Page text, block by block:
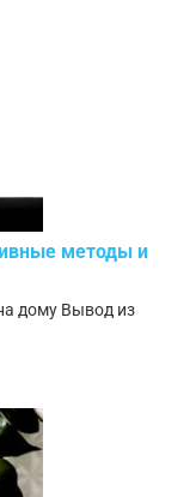
методы и
дому Вывод из